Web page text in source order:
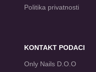
Politika privatnosti
KONTAKT PODACI
Only Nails D.O.O